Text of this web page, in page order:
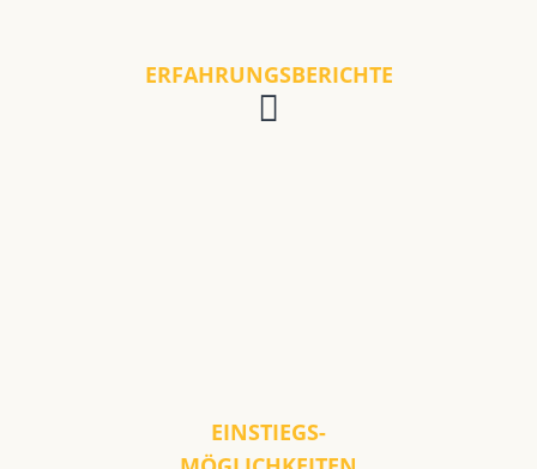
ERFAHRUNGSBERICHTE
EINSTIEGS-